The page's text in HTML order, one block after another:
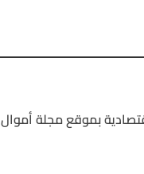
بموقع مجلة أموال